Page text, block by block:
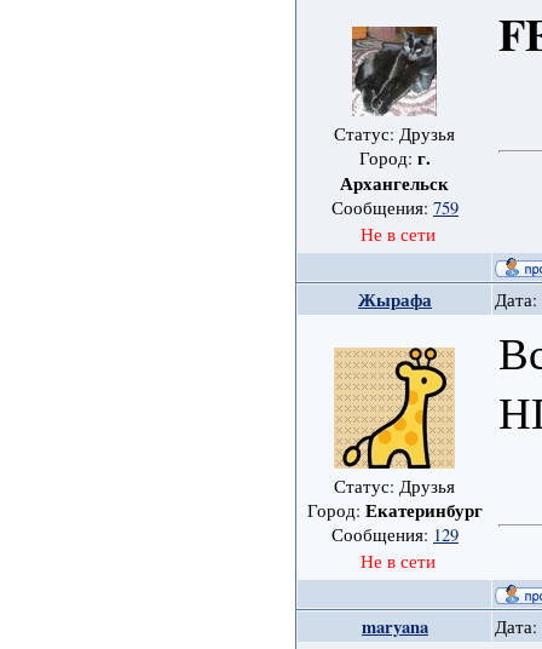
Статус: Друзья
Город: г.
Архангельск
Сообщения: 759
Не в сети
Жырафа Дата:
Статус: Друзья
Город: Екатеринбург
Сообщения: 129
Не в сети
maryana